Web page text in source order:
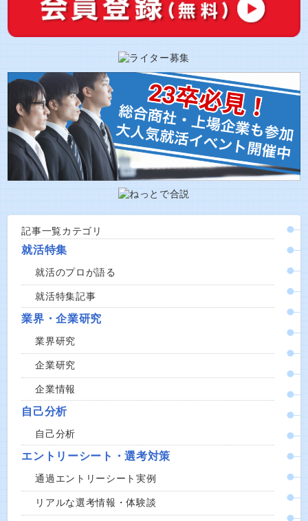
記事一覧カテゴリ
就活特集
就活のプロが語る
就活特集記事
業界・企業研究
業界研究
企業研究
企業情報
自己分析
自己分析
エントリーシート・選考対策
通過エントリーシート実例
リアルな選考情報・体験談